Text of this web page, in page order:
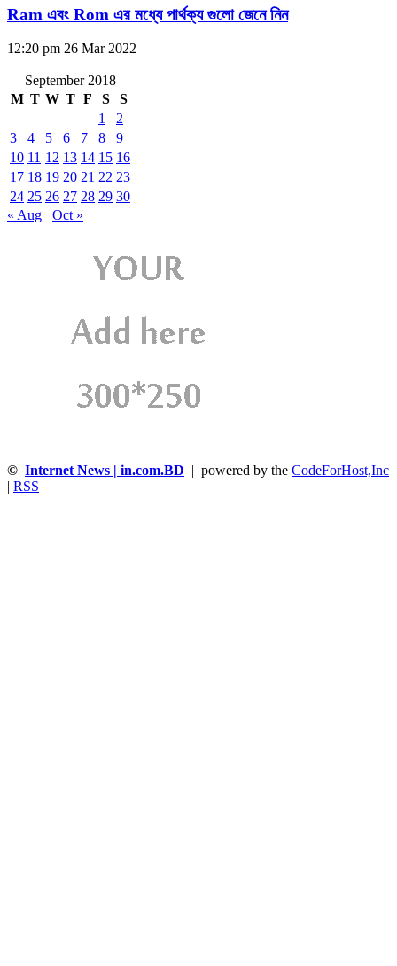
Ram এবং Rom এর মধ্যে পার্থক্য গুলো জেনে নিন
12:20 pm 26 Mar 2022
September 2018
M T W T F S
S
1
2
3
4 5 6 7 8
9
10 11 12 13 14 15 16
17 18 19 20 21 22 23
24 25 26 27 28 29 30
« Aug
Oct »
© Internet News | in.com.BD | powered by the CodeForHost,Inc
RSS